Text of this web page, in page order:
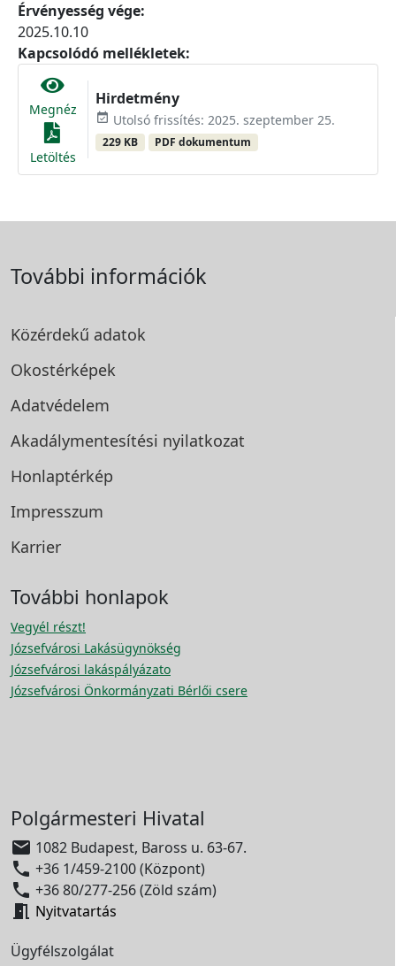
Érvényesség vége:
2025.10.10
Kapcsolódó mellékletek:
Megnéz
Letöltés
Hirdetmény
event_available Utolsó frissítés: 2025. szeptember 25.
229 KB PDF dokumentum
További információk
Közérdekű adatok
Okostérképek
Adatvédelem
Akadálymentesítési nyilatkozat
Honlaptérkép
Impresszum
Karrier
További honlapok
Vegyél részt!
Józsefvárosi Lakásügynökség
Józsefvárosi lakáspályázato
Józsefvárosi Önkormányzati Bérlői csere
Polgármesteri Hivatal
 1082 Budapest, Baross u. 63-67.
 +36 1/459-2100 (Központ)
 +36 80/277-256 (Zöld szám)
 Nyitvatartás
Ügyfélszolgálat